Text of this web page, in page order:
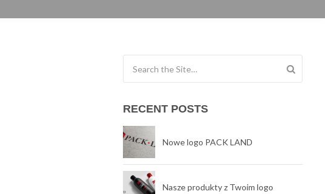
RECENT POSTS
Nowe logo PACK LAND
Nasze produkty z Twoim logo